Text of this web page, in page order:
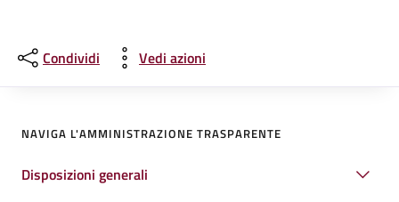
Condividi Vedi azioni
NAVIGA L'AMMINISTRAZIONE TRASPARENTE
Disposizioni generali